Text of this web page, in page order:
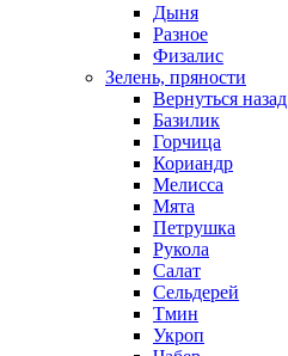
Дыня
Разное
Физалис
Зелень, пряности
Вернуться назад
Базилик
Горчица
Кориандр
Мелисса
Мята
Петрушка
Рукола
Салат
Сельдерей
Тмин
Укроп